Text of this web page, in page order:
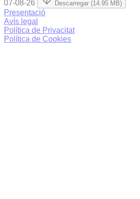
07-08-26 Descarregar (14.95 MB)
Presentació
Avís legal
Política de Privacitat
Política de Cookies